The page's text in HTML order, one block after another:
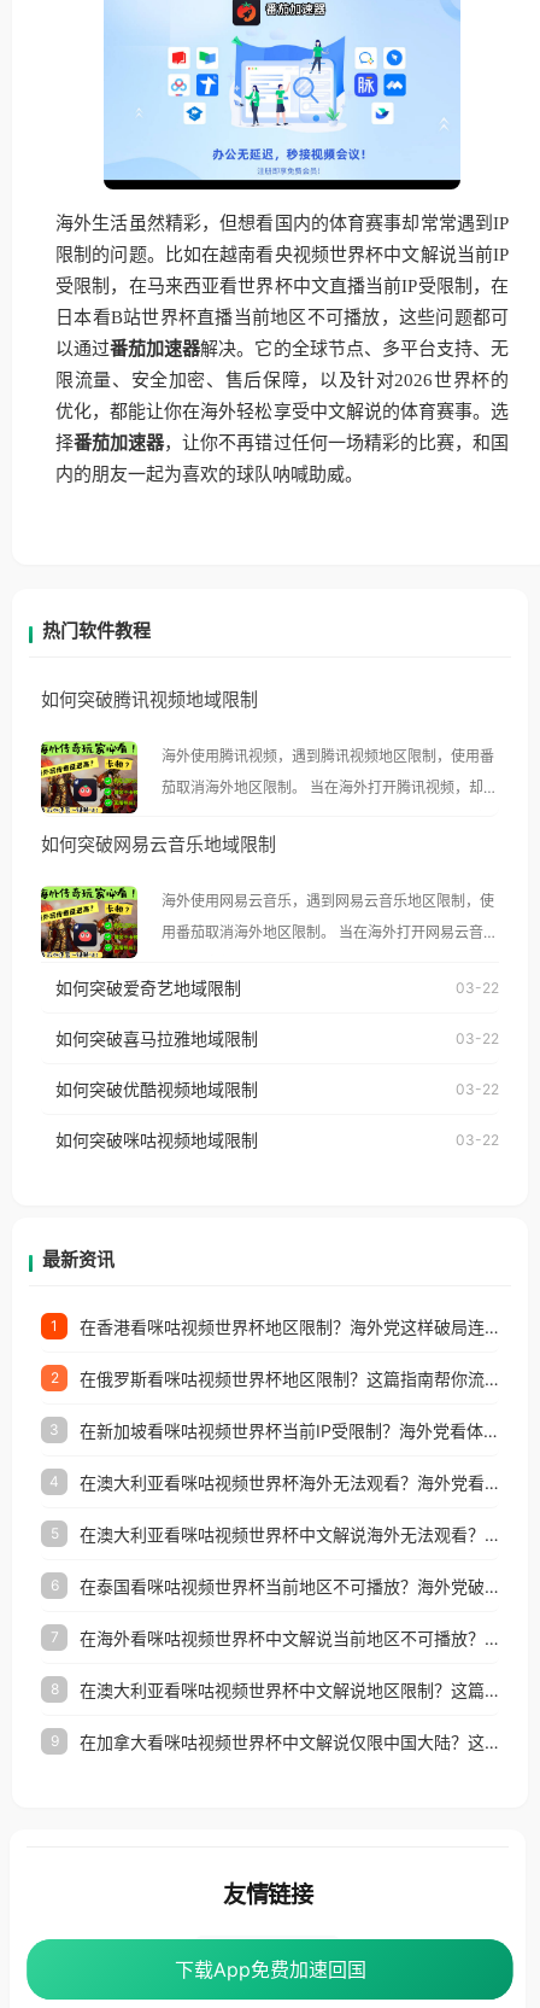
海外生活虽然精彩，但想看国内的体育赛事却常常遇到IP
限制的问题。比如在越南看央视频世界杯中文解说当前IP
受限制，在马来西亚看世界杯中文直播当前IP受限制，在
日本看B站世界杯直播当前地区不可播放，这些问题都可
以通过番茄加速器解决。它的全球节点、多平台支持、无
限流量、安全加密、售后保障，以及针对2026世界杯的
优化，都能让你在海外轻松享受中文解说的体育赛事。选
择番茄加速器，让你不再错过任何一场精彩的比赛，和国
内的朋友一起为喜欢的球队呐喊助威。
热门软件教程
如何突破腾讯视频地域限制
海外使用腾讯视频，遇到腾讯视频地区限制，使用番
茄取消海外地区限制。 当在海外打开腾讯视频，却突
示语。 海外用户如香港、澳门、台湾、美国、加拿
像其他音乐平台一样，出现地区及版权限制问题，且
仅能在中国大陆地区播放。 遇到这个问题的朋友们，
使用番茄回国加速器，即可解决「海外用户收听腾讯
台湾、美国、加拿大、澳大利亚、欧洲等国家和地区
权限制所困扰。
如何突破网易云音乐地域限制
海外使用网易云音乐，遇到网易云音乐地区限制，使
用番茄取消海外地区限制。 当在海外打开网易云音
播放”的提示语。 海外用户如香港、澳门、台湾、美
国、加拿大、澳大利亚、欧洲等国家和地区时，网易
制问题，且仅能在中国大陆地区播放。 遇到这个问题
户收听网易云音乐地区版权限制」的问题，无论人在
如何突破爱奇艺地域限制 03-22
如何突破喜马拉雅地域限制 03-22
如何突破优酷视频地域限制 03-22
如何突破咪咕视频地域限制 03-22
最新资讯
1 在香港看咪咕视频世界杯地区限制？海外党这样破局连看7天不卡顿！
2 在俄罗斯看咪咕视频世界杯地区限制？这篇指南帮你流畅看中文解说赛事
3 在新加坡看咪咕视频世界杯当前IP受限制？海外党看体育赛事的终极破局指南
4 在澳大利亚看咪咕视频世界杯海外无法观看？海外党看国内体育直播的终极解法
5 在澳大利亚看咪咕视频世界杯中文解说海外无法观看？这篇指南帮你搞定所有体育直播难题
6 在泰国看咪咕视频世界杯当前地区不可播放？海外党破局看中文解说赛事指南
7 在海外看咪咕视频世界杯中文解说当前地区不可播放？这篇指南帮你搞定所有体育赛事直播难题
8 在澳大利亚看咪咕视频世界杯中文解说地区限制？这篇指南帮你搞定海外观赛难题
9 在加拿大看咪咕视频世界杯中文解说仅限中国大陆？这篇指南帮你轻松解锁中文解说和赛事直播
下载App免费加速回国
下载App免费加速回国
友情链接